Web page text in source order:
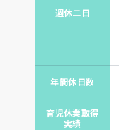
週休二日
年間休日数
育児休業取得
実績